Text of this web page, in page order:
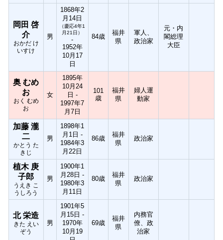
岡田 啓
介
おかだ け
いすけ
男
1868年2
月14日
（慶応4年1
月21日）
-
1952年
10月17
日
84歳
福井
県
軍人、
政治家
元・内
閣総理
大臣
奥 むめ
お
おく むめ
お
女
1895年
10月24
日 -
1997年7
月7日
101
歳
福井
県
婦人運
動家
加藤 瀧
二
かとう た
きじ
男
1898年1
月1日 -
1984年3
月22日
86歳
福井
県
政治家
植木 庚
子郎
うえき こ
うしろう
男
1900年1
月28日 -
1980年3
月11日
80歳
福井
県
政治家
北 栄造
きた えい
ぞう
男
1901年5
月15日 -
1970年
10月19
69歳
福井
県
内務官
僚、政
治家